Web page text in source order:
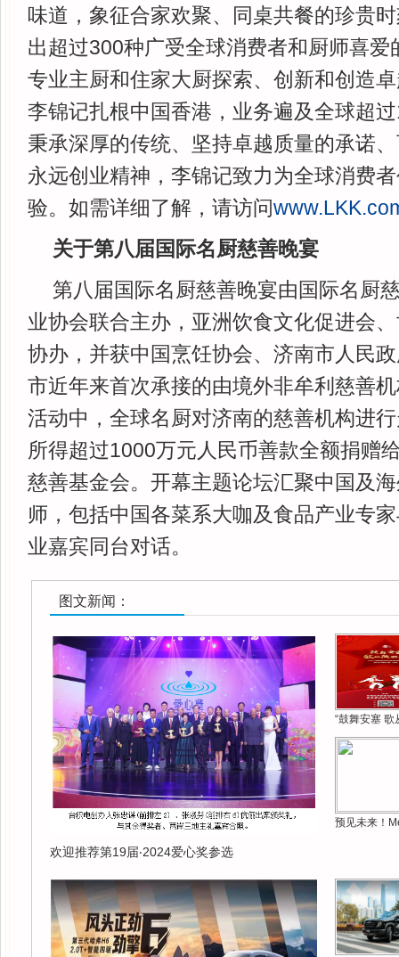
味道，象征合家欢聚、同桌共餐的珍贵
出超过300种广受全球消费者和厨师喜爱
专业主厨和住家大厨探索、创新和创造
李锦记扎根中国香港，业务遍及全球超
秉承深厚的传统、坚持卓越质量的承诺
永远创业精神，李锦记致力为全球消费
验。如需详细了解，请访问
关于第八届国际名厨慈善晚宴
第八届国际名厨慈善晚宴由国际名厨
业协会联合主办，亚洲饮食文化促进会
协办，并获中国烹饪协会、济南市人民
市近年来首次承接的由境外非牟利慈善
活动中，全球名厨对济南的慈善机构进
所得超过1000万元人民币善款全额捐赠
慈善基金会。开幕主题论坛汇聚中国及
师，包括中国各菜系大咖及食品产业专
业嘉宾同台对话。
图文新闻：
欢迎推荐第19届‧2024爱心奖参选
“鼓舞安塞 歌
预见未来！